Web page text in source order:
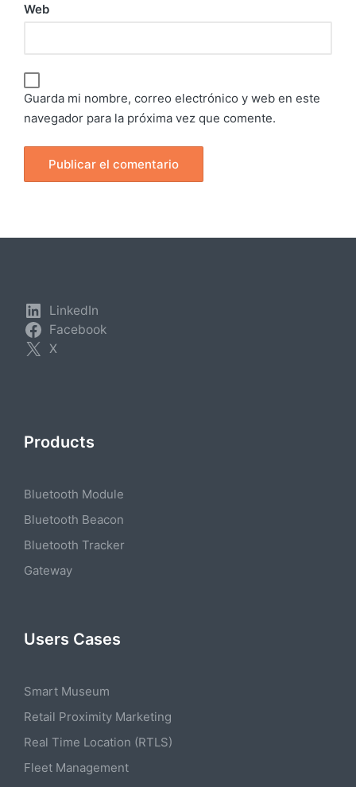
Web
Guarda mi nombre, correo electrónico y web en este
navegador para la próxima vez que comente.
LinkedIn
Facebook
X
Products
Bluetooth Module
Bluetooth Beacon
Bluetooth Tracker
Gateway
Users Cases
Smart Museum
Retail Proximity Marketing
Real Time Location (RTLS)
Fleet Management